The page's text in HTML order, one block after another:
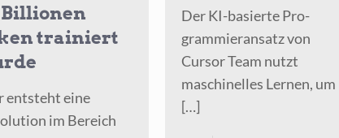
Billionen
trainiert
entsteht eine
im Bereich
Der KI-basier­te Pro­
gram­mier­an­satz von
Cur­sor Team nutzt
maschi­nel­les Ler­nen, um
[…]